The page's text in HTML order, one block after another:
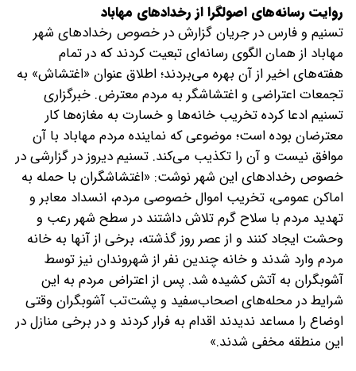
روایت رسانه‌های اصولگرا از رخدادهای مهاباد
تسنیم و فارس در جریان گزارش در خصوص رخدادهای شهر
مهاباد از همان الگوی رسانه‌ای تبعیت کردند که در تمام
هفته‌های اخیر از آن بهره می‌بردند؛ اطلاق عنوان «اغتشاش» به
تجمعات اعتراضی و اغتشاشگر به مردم معترض. خبرگزاری
تسنیم ادعا کرده تخریب خانه‌ها و خسارت به مغازه‌ها کار
معترضان بوده است؛ موضوعی که نماینده مردم مهاباد با آن
موافق نیست و آن را تکذیب می‌کند. تسنیم دیروز در گزارشی در
خصوص رخدادهای این شهر نوشت: «اغتشاشگران با حمله به
اماکن عمومی، تخریب اموال خصوصی مردم، انسداد معابر و
تهدید مردم با سلاح گرم تلاش داشتند ‌در سطح شهر رعب و
وحشت ایجاد کنند و از عصر روز گذشته، برخی از آنها به خانه
مردم وارد شدند و خانه چندین نفر از شهروندان نیز توسط
آشوبگران به آتش کشیده شد. پس از اعتراض مردم به این
شرایط در محله‌های اصحاب‌سفید و پشت‌تب‌ آشوبگران وقتی
اوضاع را مساعد ندیدند اقدام به فرار کردند و در برخی منازل در
این منطقه مخفی شدند.»